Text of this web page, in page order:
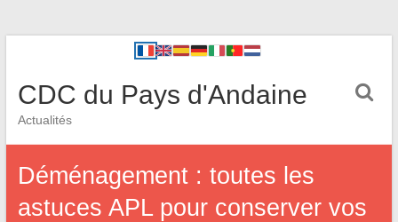
CDC du Pays d'Andaine
Actualités
Déménagement : toutes les
astuces APL pour conserver vos